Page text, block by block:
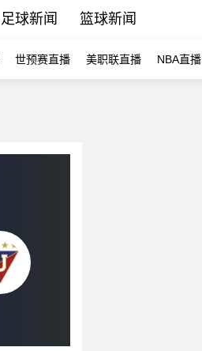
足球新闻 篮球新闻
世预赛直播 美职联直播 NBA直播